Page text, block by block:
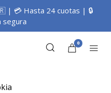
| 💳 Hasta 24 cuotas | 🔒
segura
0